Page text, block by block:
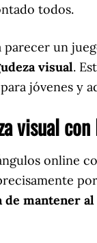
todos.
parecer un
visual.
jóvenes y
visual
online
de mantener